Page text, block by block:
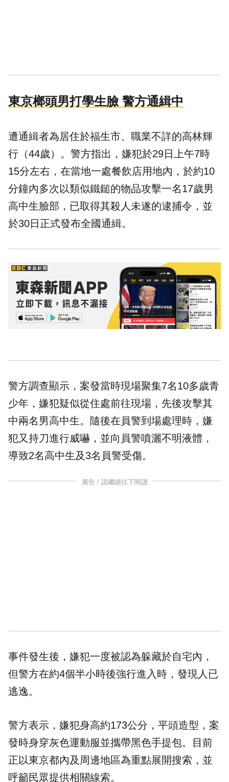
東京榔頭男打學生臉 警方通緝中
遭通緝者為居住於福生市、職業不詳的高林輝
行（44歲）。警方指出，嫌犯於29日上午7時
15分左右，在當地一處餐飲店用地內，於約10
分鐘內多次以類似鐵鎚的物品攻擊一名17歲男
高中生臉部，已取得其殺人未遂的逮捕令，並
於30日正式發布全國通緝。
警方調查顯示，案發當時現場聚集7名10多歲青
少年，嫌犯疑似從住處前往現場，先後攻擊其
中兩名男高中生。隨後在員警到場處理時，嫌
犯又持刀進行威嚇，並向員警噴灑不明液體，
導致2名高中生及3名員警受傷。
廣告 / 請繼續往下閱讀
事件發生後，嫌犯一度被認為躲藏於自宅內，
但警方在約4個半小時後強行進入時，發現人已
逃逸。
警方表示，嫌犯身高約173公分，平頭造型，案
發時身穿灰色運動服並攜帶黑色手提包。目前
正以東京都內及周邊地區為重點展開搜索，並
呼籲民眾提供相關線索。